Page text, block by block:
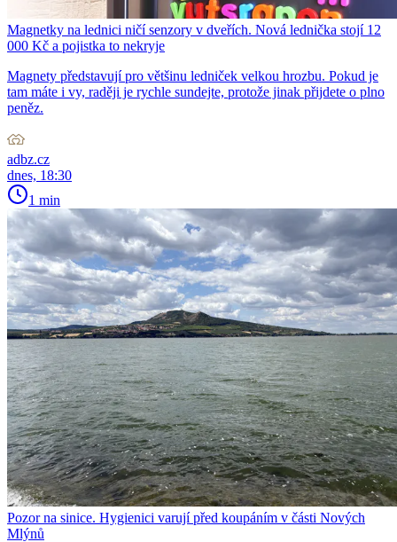
Magnetky na lednici ničí senzory v dveřích. Nová lednička stojí 12
000 Kč a pojistka to nekryje
Magnety představují pro většinu ledniček velkou hrozbu. Pokud je
tam máte i vy, raději je rychle sundejte, protože jinak přijdete o plno
peněz.
adbz.cz
dnes, 18:30
1 min
Pozor na sinice. Hygienici varují před koupáním v části Nových
Mlýnů